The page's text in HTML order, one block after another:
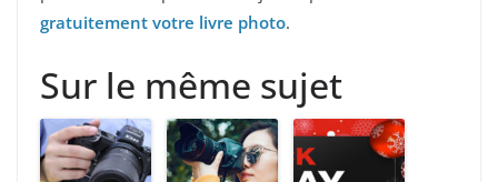
gratuitement votre livre photo.
Sur le même sujet